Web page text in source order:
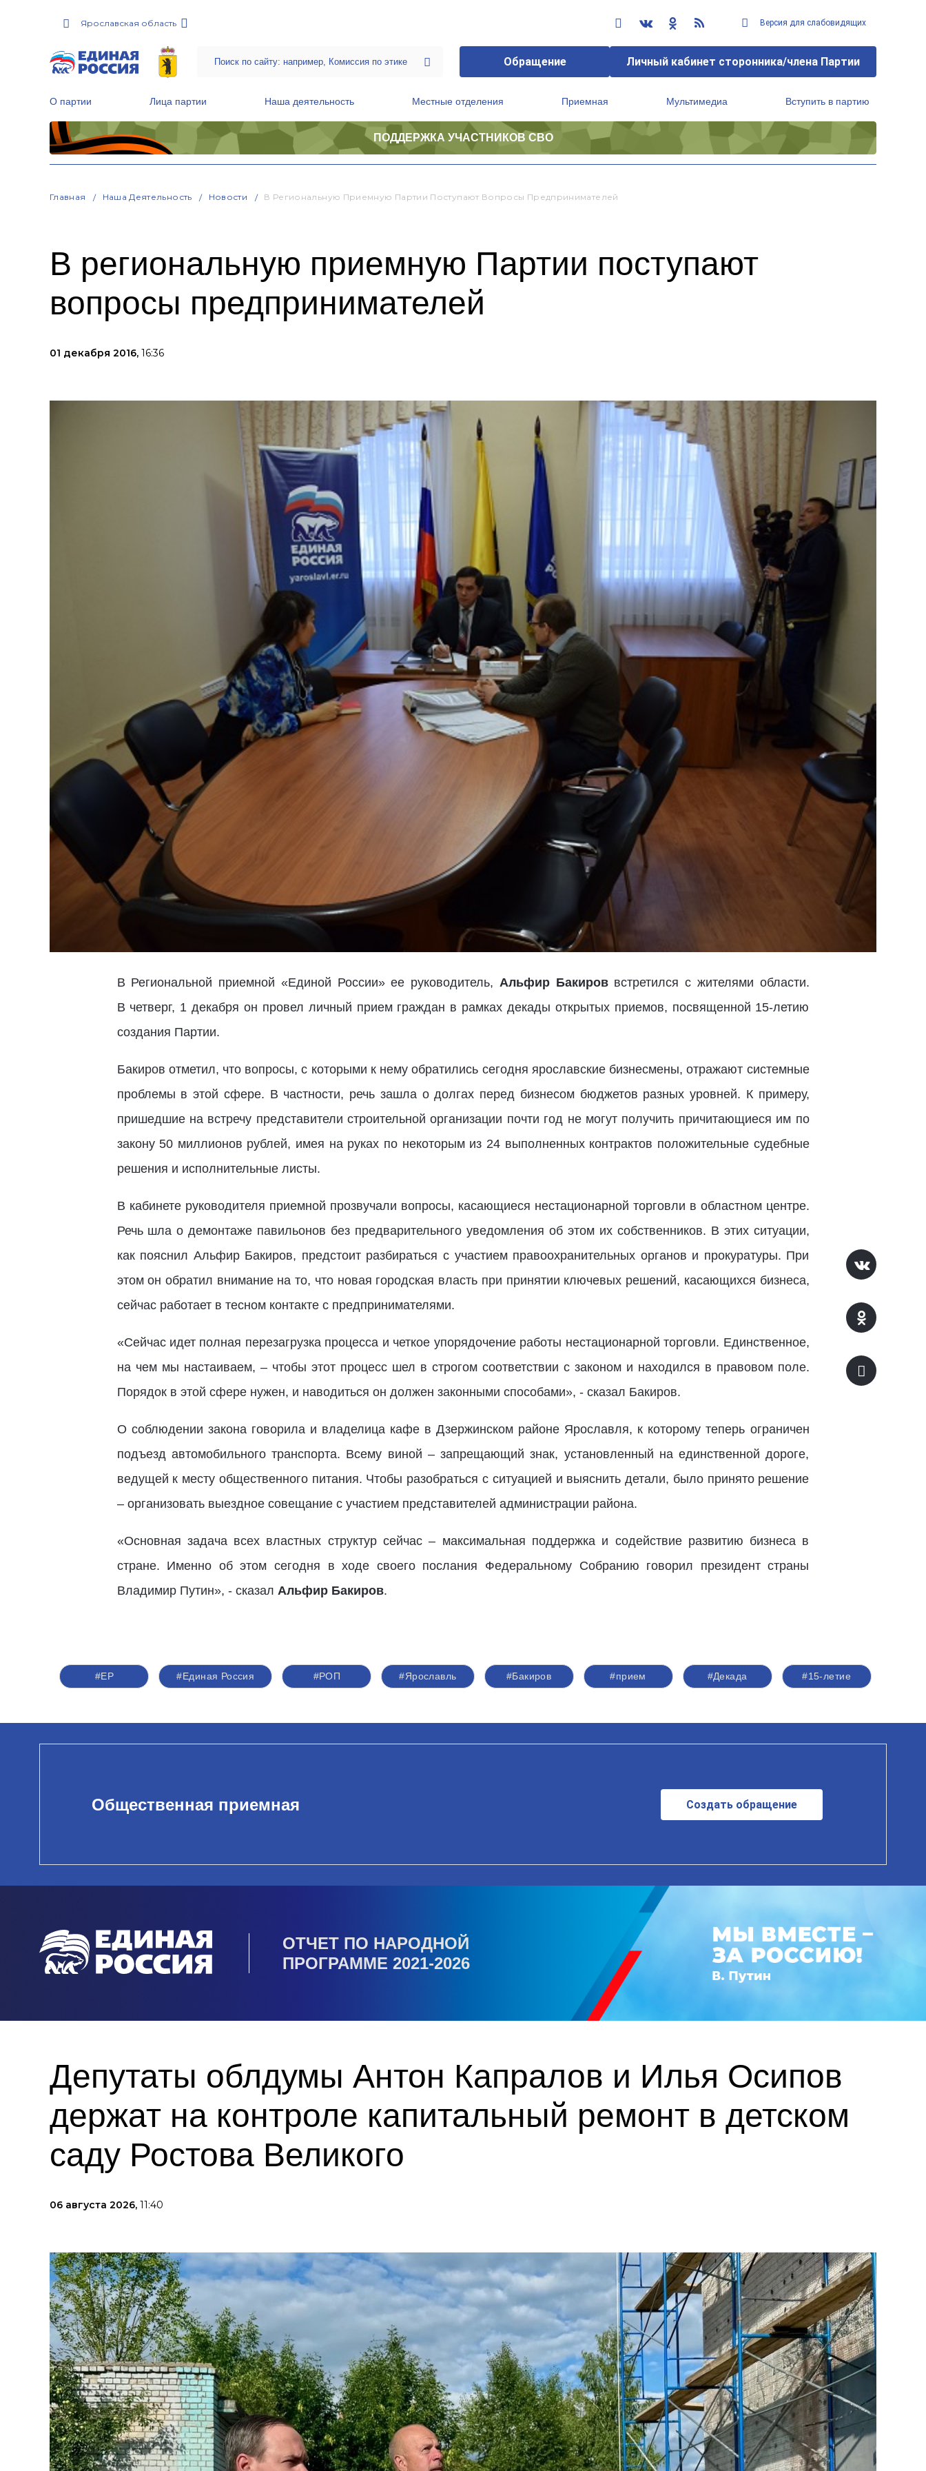
Ярославская область Версия для слабовидящих
Обращение Личный кабинет сторонника/члена Партии
О партии Лица партии Наша деятельность Местные отделения Приемная Мультимедиа Вступить в партию
ПОДДЕРЖКА УЧАСТНИКОВ СВО
Главная Наша Деятельность Новости В Региональную Приемную Партии Поступают Вопросы Предпринимателей
В региональную приемную Партии поступают
вопросы предпринимателей
01 декабря 2016, 16:36
В Региональной приемной «Единой России» ее руководитель, Альфир Бакироввстретился с жителями области.
В четверг, 1 декабря он провел личный прием граждан в рамках декады открытых приемов, посвященной 15-летию
создания Партии.
Бакиров отметил, что вопросы, с которыми к нему обратились сегодня ярославские бизнесмены, отражают системные
проблемы в этой сфере. В частности, речь зашла о долгах перед бизнесом бюджетов разных уровней. К примеру,
пришедшие на встречу представители строительной организации почти год не могут получить причитающиеся им по
закону 50 миллионов рублей, имея на руках по некоторым из 24 выполненных контрактов положительные судебные
решения и исполнительные листы.
В кабинете руководителя приемной прозвучали вопросы, касающиеся нестационарной торговли в областном центре.
Речь шла о демонтаже павильонов без предварительного уведомления об этом их собственников. В этих ситуации,
как пояснил Альфир Бакиров, предстоит разбираться с участием правоохранительных органов и прокуратуры. При
этом он обратил внимание на то, что новая городская власть при принятии ключевых решений, касающихся бизнеса,
сейчас работает в тесном контакте с предпринимателями.
«Сейчас идет полная перезагрузка процесса и четкое упорядочение работы нестационарной торговли. Единственное,
на чем мы настаиваем, – чтобы этот процесс шел в строгом соответствии с законом и находился в правовом поле.
Порядок в этой сфере нужен, и наводиться он должен законными способами», - сказал Бакиров.
О соблюдении закона говорила и владелица кафе в Дзержинском районе Ярославля, к которому теперь ограничен
подъезд автомобильного транспорта. Всему виной – запрещающий знак, установленный на единственной дороге,
ведущей к месту общественного питания. Чтобы разобраться с ситуацией и выяснить детали, было принято решение
– организовать выездное совещание с участием представителей администрации района.
«Основная задача всех властных структур сейчас – максимальная поддержка и содействие развитию бизнеса в
стране. Именно об этом сегодня в ходе своего послания Федеральному Собранию говорил президент страны
Владимир Путин», - сказал Альфир Бакиров.
#ЕР #Единая Россия #РОП #Ярославль #Бакиров #прием #Декада #15-летие
Общественная приемная Создать обращение
ОТЧЕТ ПО НАРОДНОЙ
ПРОГРАММЕ 2021-2026
Депутаты облдумы Антон Капралов и Илья Осипов
держат на контроле капитальный ремонт в детском
саду Ростова Великого
06 августа 2026, 11:40